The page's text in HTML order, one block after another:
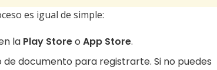
es igual de simple:
la Play StoreoApp Store.
de documento para registrarte. Si no puedes